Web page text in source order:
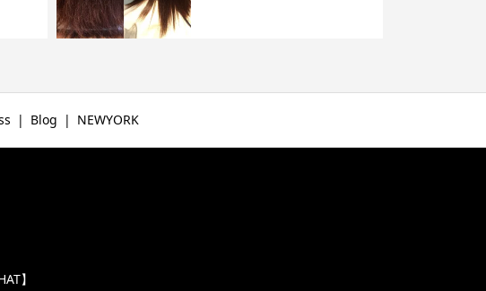
Blog NEWYORK
】